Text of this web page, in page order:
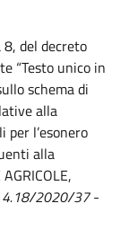
8, del decreto
“Testo unico in
schema di
alla
l’esonero
alla
4.18/2020/37-